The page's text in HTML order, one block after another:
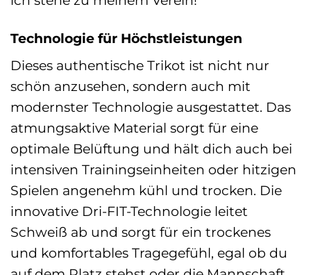
Technologie für Höchstleistungen
Dieses authentische Trikot ist nicht nur
schön anzusehen, sondern auch mit
modernster Technologie ausgestattet. Das
atmungsaktive Material sorgt für eine
optimale Belüftung und hält dich auch bei
intensiven Trainingseinheiten oder hitzigen
Spielen angenehm kühl und trocken. Die
innovative Dri-FIT-Technologie leitet
Schweiß ab und sorgt für ein trockenes
und komfortables Tragegefühl, egal ob du